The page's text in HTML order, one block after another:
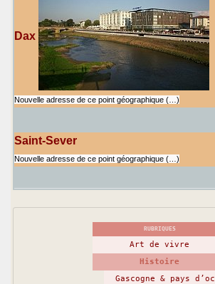
Dax
Nouvelle adresse de ce point géographique (…)
Saint-Sever
Nouvelle adresse de ce point géographique (…)
RUBRIQUES
Art de vivre
Histoire
Gascogne & pays d’oc